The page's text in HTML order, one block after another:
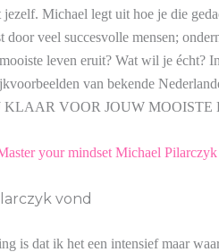
Michael legt uit hoe je die
veel succesvolle mensen;
leven eruit? Wat wil je écht?
van bekende
KLAAR VOOR JOUW MOOISTE
vond
is dat ik het een intensief maar